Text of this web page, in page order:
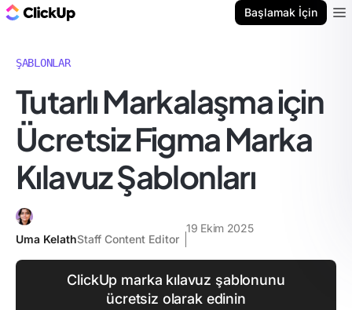
Başlamak İçin
ŞABLONLAR
Tutarlı Markalaşma için
Ücretsiz Figma Marka
Kılavuz Şablonları
Uma KelathStaff Content Editor
19 Ekim 2025
ClickUp marka kılavuz şablonunu
ücretsiz olarak edinin